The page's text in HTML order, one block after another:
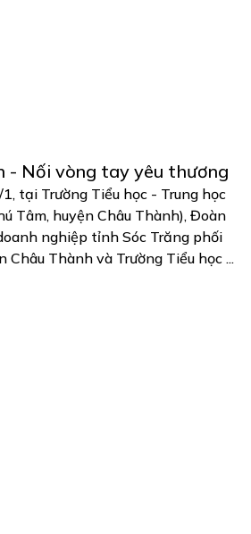
- Nối vòng tay yêu thương
tại Trường Tiểu học - Trung học
Tâm, huyện Châu Thành), Đoàn
nghiệp tỉnh Sóc Trăng phối
Châu Thành và Trường Tiểu học ...